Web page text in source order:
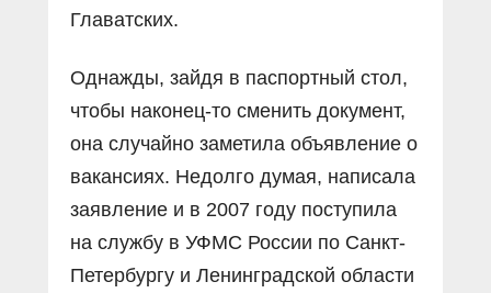
Главатских.
Однажды, зайдя в паспортный стол,
чтобы наконец-то сменить документ,
она случайно заметила объявление о
вакансиях. Недолго думая, написала
заявление и в 2007 году поступила
на службу в УФМС России по Санкт-
Петербургу и Ленинградской области